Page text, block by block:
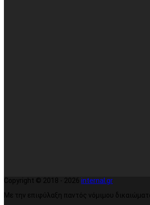
Copyright © 2018 - 2026 internal.gr
Με την επιφύλαξη παντός νόμιμου